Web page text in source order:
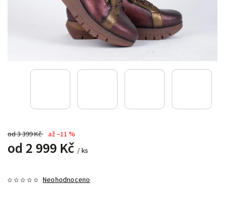
od 3 399 Kč až –11 %
od 2 999 Kč / ks
Neohodnoceno